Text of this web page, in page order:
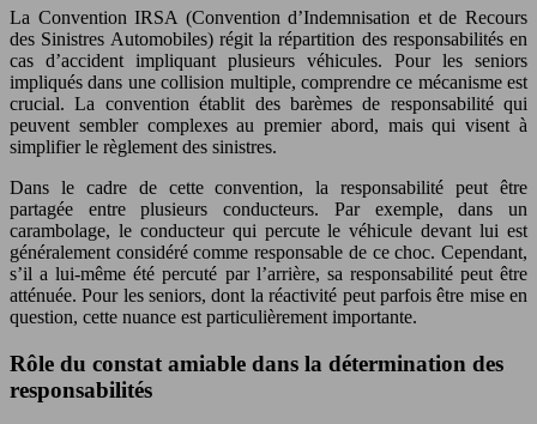
La Convention IRSA (Convention d’Indemnisation et de Recours
des Sinistres Automobiles) régit la répartition des responsabilités en
cas d’accident impliquant plusieurs véhicules. Pour les seniors
impliqués dans une collision multiple, comprendre ce mécanisme est
crucial. La convention établit des barèmes de responsabilité qui
peuvent sembler complexes au premier abord, mais qui visent à
simplifier le règlement des sinistres.
Dans le cadre de cette convention, la responsabilité peut être
partagée entre plusieurs conducteurs. Par exemple, dans un
carambolage, le conducteur qui percute le véhicule devant lui est
généralement considéré comme responsable de ce choc. Cependant,
s’il a lui-même été percuté par l’arrière, sa responsabilité peut être
atténuée. Pour les seniors, dont la réactivité peut parfois être mise en
question, cette nuance est particulièrement importante.
Rôle du constat amiable dans la détermination des
responsabilités